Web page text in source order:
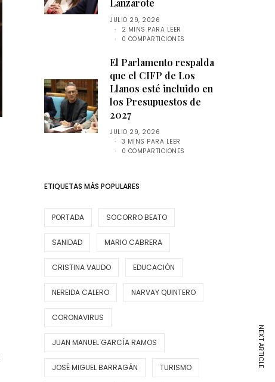
Lanzarote
JULIO 29, 2026
2 MINS PARA LEER
0 COMPARTICIONES
El Parlamento respalda
que el CIFP de Los
Llanos esté incluido en
los Presupuestos de
2027
JULIO 29, 2026
3 MINS PARA LEER
0 COMPARTICIONES
ETIQUETAS MÁS POPULARES
PORTADA SOCORRO BEATO
SANIDAD MARIO CABRERA
CRISTINA VALIDO EDUCACIÓN
NEREIDA CALERO NARVAY QUINTERO
CORONAVIRUS
JUAN MANUEL GARCÍA RAMOS
JOSÉ MIGUEL BARRAGÁN TURISMO NEXT ARTICLE